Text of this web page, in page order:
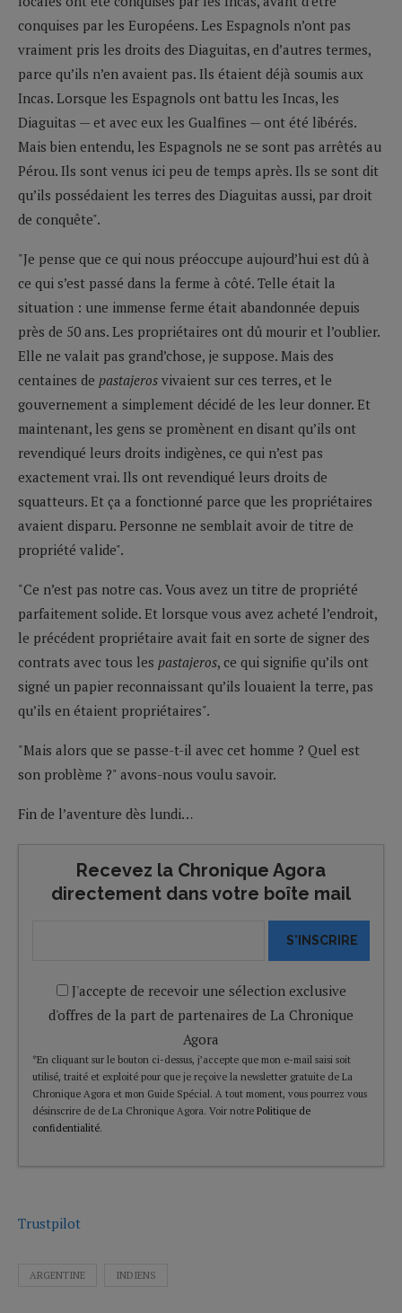
conquises par les Européens. Les Espagnols n’ont pas
vraiment pris les droits des Diaguitas, en d’autres termes,
parce qu’ils n’en avaient pas. Ils étaient déjà soumis aux
Incas. Lorsque les Espagnols ont battu les Incas, les
Diaguitas — et avec eux les Gualfines — ont été libérés.
Mais bien entendu, les Espagnols ne se sont pas arrêtés au
Pérou. Ils sont venus ici peu de temps après. Ils se sont dit
qu’ils possédaient les terres des Diaguitas aussi, par droit
de conquête".
"Je pense que ce qui nous préoccupe aujourd’hui est dû à
ce qui s’est passé dans la ferme à côté. Telle était la
situation : une immense ferme était abandonnée depuis
près de 50 ans. Les propriétaires ont dû mourir et l’oublier.
Elle ne valait pas grand’chose, je suppose. Mais des
centaines de pastajeros vivaient sur ces terres, et le
gouvernement a simplement décidé de les leur donner. Et
maintenant, les gens se promènent en disant qu’ils ont
revendiqué leurs droits indigènes, ce qui n’est pas
exactement vrai. Ils ont revendiqué leurs droits de
squatteurs. Et ça a fonctionné parce que les propriétaires
avaient disparu. Personne ne semblait avoir de titre de
propriété valide".
"Ce n’est pas notre cas. Vous avez un titre de propriété
parfaitement solide. Et lorsque vous avez acheté l’endroit,
le précédent propriétaire avait fait en sorte de signer des
contrats avec tous les pastajeros, ce qui signifie qu’ils ont
signé un papier reconnaissant qu’ils louaient la terre, pas
qu’ils en étaient propriétaires".
"Mais alors que se passe-t-il avec cet homme ? Quel est
son problème ?" avons-nous voulu savoir.
Fin de l’aventure dès lundi…
Recevez la Chronique Agora
directement dans votre boîte mail
S'INSCRIRE
J'accepte de recevoir une sélection exclusive
d'offres de la part de partenaires de La Chronique
Agora
*En cliquant sur le bouton ci-dessus, j’accepte que mon e-mail saisi soit
utilisé, traité et exploité pour que je reçoive la newsletter gratuite de La
Chronique Agora et mon Guide Spécial. A tout moment, vous pourrez vous
désinscrire de de La Chronique Agora. Voir notre Politique de
confidentialité.
Trustpilot
ARGENTINE INDIENS